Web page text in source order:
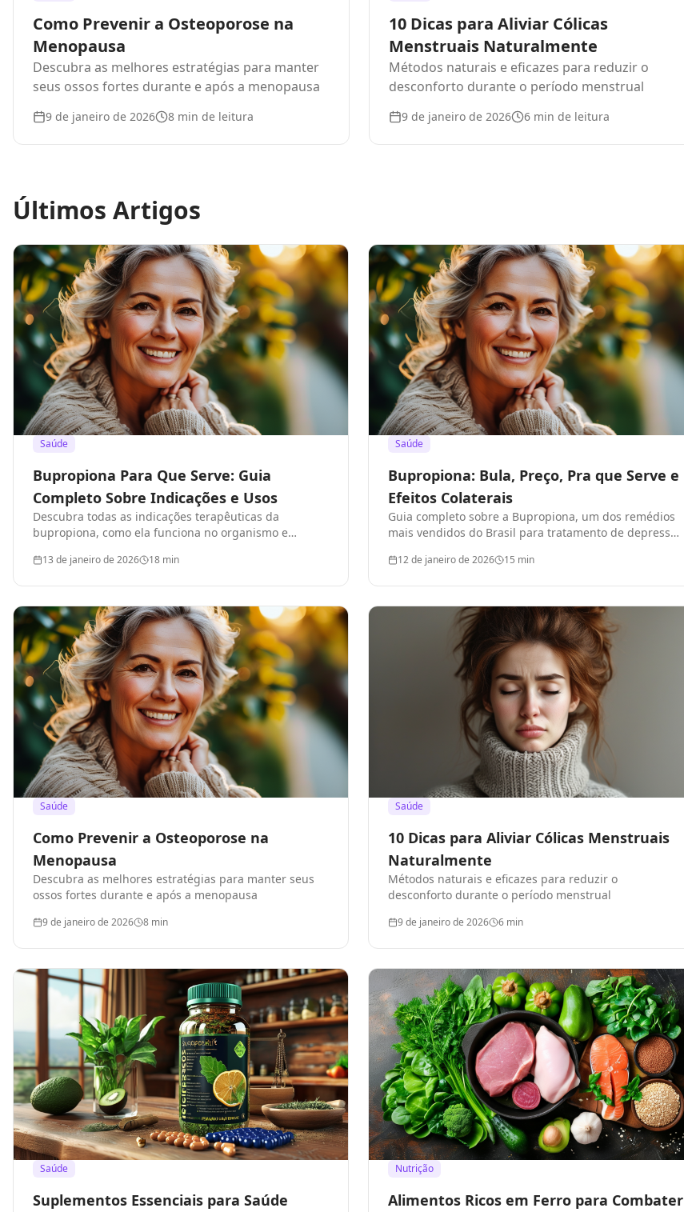
Como Prevenir a Osteoporose na
Menopausa
Descubra as melhores estratégias para manter
seus ossos fortes durante e após a menopausa
9 de janeiro de 2026 8 min de leitura
10 Dicas para Aliviar Cólicas
Menstruais Naturalmente
Métodos naturais e eficazes para reduzir o
desconforto durante o período menstrual
9 de janeiro de 2026 6 min de leitura
Últimos Artigos
Saúde
Bupropiona Para Que Serve: Guia
Completo Sobre Indicações e Usos
Descubra todas as indicações terapêuticas da
bupropiona, como ela funciona no organismo e
13 de janeiro de 2026 18 min
Saúde
Bupropiona: Bula, Preço, Pra que Serve e
Efeitos Colaterais
Guia completo sobre a Bupropiona, um dos remédios
mais vendidos do Brasil para tratamento de depressão
12 de janeiro de 2026 15 min
Saúde
Como Prevenir a Osteoporose na
Menopausa
Descubra as melhores estratégias para manter seus
ossos fortes durante e após a menopausa
9 de janeiro de 2026 8 min
Saúde
10 Dicas para Aliviar Cólicas Menstruais
Naturalmente
Métodos naturais e eficazes para reduzir o
desconforto durante o período menstrual
9 de janeiro de 2026 6 min
Saúde
Suplementos Essenciais para Saúde
Nutrição
Alimentos Ricos em Ferro para Combater